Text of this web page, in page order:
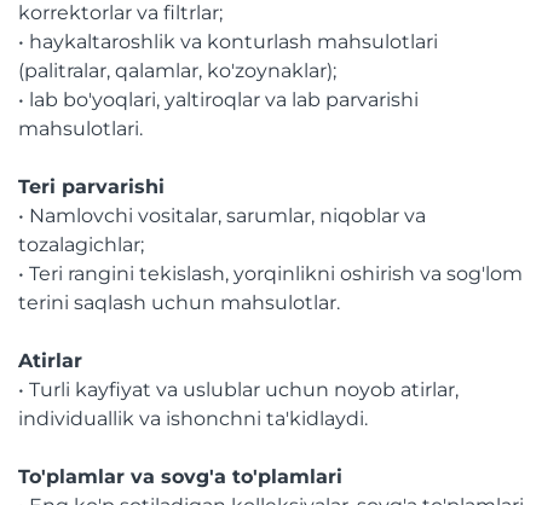
korrektorlar va filtrlar;
• haykaltaroshlik va konturlash mahsulotlari
(palitralar, qalamlar, ko'zoynaklar);
• lab bo'yoqlari, yaltiroqlar va lab parvarishi
mahsulotlari.
Teri parvarishi
• Namlovchi vositalar, sarumlar, niqoblar va
tozalagichlar;
• Teri rangini tekislash, yorqinlikni oshirish va sog'lom
terini saqlash uchun mahsulotlar.
Atirlar
• Turli kayfiyat va uslublar uchun noyob atirlar,
individuallik va ishonchni ta'kidlaydi.
To'plamlar va sovg'a to'plamlari